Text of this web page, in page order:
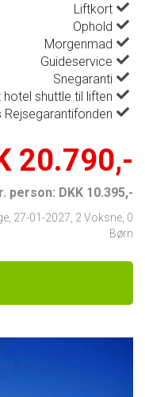
20.790,-
person: DKK 10.395,-
27-01-2027 2 Voksne, 0
Børn
Liftkort
Ophold
Morgenmad
Guideservice
Snegaranti
hotel shuttle til liften